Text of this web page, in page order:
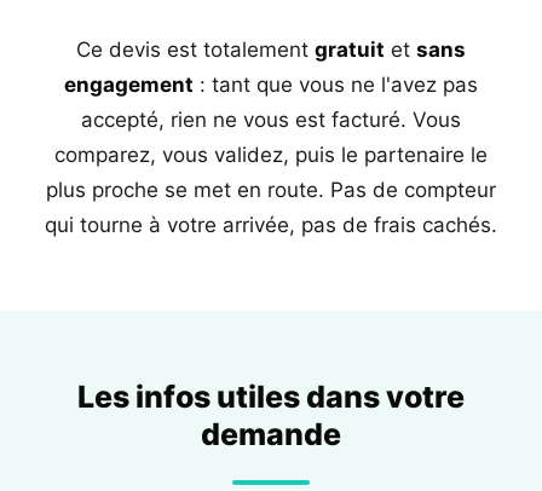
Ce devis est totalement gratuit et sans
engagement : tant que vous ne l'avez pas
accepté, rien ne vous est facturé. Vous
comparez, vous validez, puis le partenaire le
plus proche se met en route. Pas de compteur
qui tourne à votre arrivée, pas de frais cachés.
Les infos utiles dans votre
demande